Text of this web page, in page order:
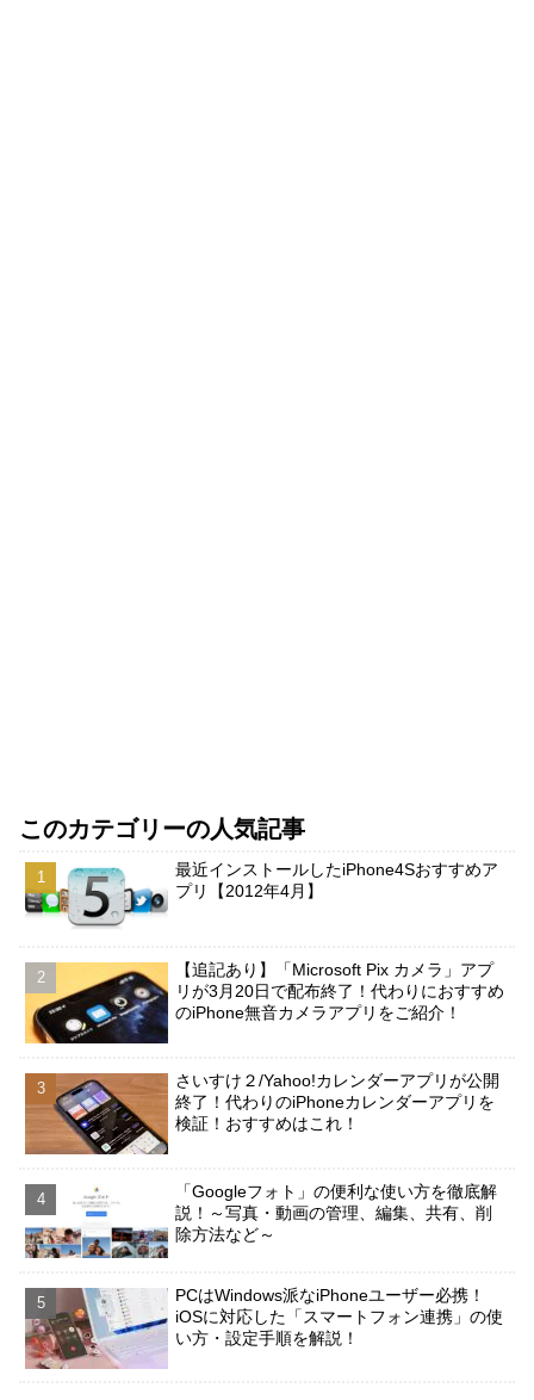
このカテゴリーの人気記事
最近インストールしたiPhone4Sおすすめア
プリ【2012年4月】
【追記あり】「Microsoft Pix カメラ」アプ
リが3月20日で配布終了！代わりにおすすめ
のiPhone無音カメラアプリをご紹介！
さいすけ２/Yahoo!カレンダーアプリが公開
終了！代わりのiPhoneカレンダーアプリを
検証！おすすめはこれ！
「Googleフォト」の便利な使い方を徹底解
説！～写真・動画の管理、編集、共有、削
除方法など～
PCはWindows派なiPhoneユーザー必携！
iOSに対応した「スマートフォン連携」の使
い方・設定手順を解説！